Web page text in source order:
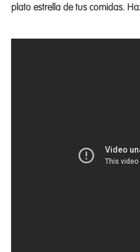
plato estrella de tus comidas.